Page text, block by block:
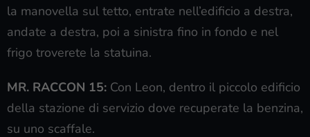
la manovella sul tetto, entrate nell’edificio a destra,
andate a destra, poi a sinistra fino in fondo e nel
frigo troverete la statuina.
MR. RACCON 15: Con Leon, dentro il piccolo edificio
della stazione di servizio dove recuperate la benzina,
su uno scaffale.